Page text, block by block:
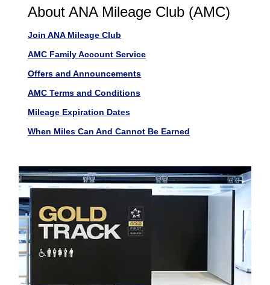
About ANA Mileage Club (AMC)
Join ANA Mileage Club
AMC Family Account Service
Offers and Announcements
AMC Terms and Conditions
Mileage Expiration Dates
When Miles Can And Cannot Be Earned